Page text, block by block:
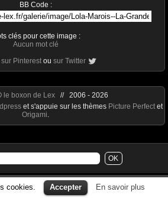
BB Code :
clés pour cette image :
Aucun mot clé
sur Pinterest ou sur Twitter
cookies. Accepter En savoir plus
le boxon de Lex// 2006 - 2026
et s'appuie sur les thèmes Picture Perfect et
Origami.